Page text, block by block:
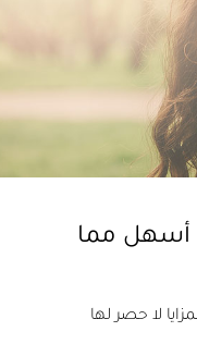
أسهل مما
لا حصر لها